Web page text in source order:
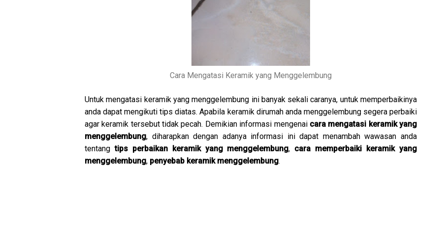
Cara Mengatasi Keramik yang Menggelembung
Untuk mengatasi keramik yang menggelembung ini banyak sekali caranya, untuk memperbaikinya
anda dapat mengikuti tips diatas. Apabila keramik dirumah anda menggelembung segera perbaiki
agar keramik tersebut tidak pecah. Demikian informasi mengenai cara mengatasi keramik yang
menggelembung, diharapkan dengan adanya informasi ini dapat menambah wawasan anda
tentangtips perbaikan keramik yang menggelembung, cara memperbaiki keramik yang
menggelembung, penyebab keramik menggelembung.